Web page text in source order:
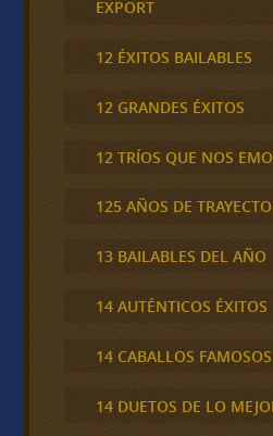
EXPORT
12 ÉXITOS BAILABLES
12 GRANDES ÉXITOS
12 TRÍOS QUE NOS
125 AÑOS DE
13 BAILABLES DEL AÑO
14 AUTÉNTICOS ÉXITOS
14 CABALLOS FAMOSOS
14 DUETOS DE LO